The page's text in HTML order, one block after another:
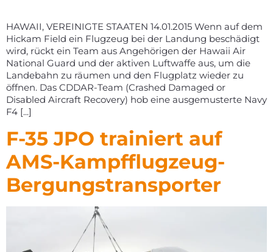
HAWAII, VEREINIGTE STAATEN 14.01.2015 Wenn auf dem
Hickam Field ein Flugzeug bei der Landung beschädigt
wird, rückt ein Team aus Angehörigen der Hawaii Air
National Guard und der aktiven Luftwaffe aus, um die
Landebahn zu räumen und den Flugplatz wieder zu
öffnen. Das CDDAR-Team (Crashed Damaged or
Disabled Aircraft Recovery) hob eine ausgemusterte Navy
F4 [...]
F-35 JPO trainiert auf
AMS-Kampfflugzeug-
Bergungstransporter